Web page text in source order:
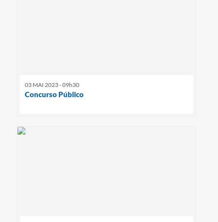
03 MAI 2023 - 09h30
Concurso Público